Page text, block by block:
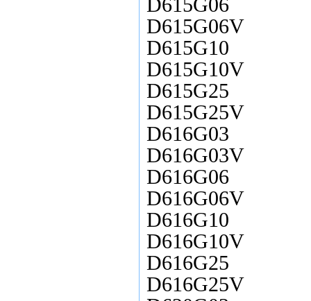
D615G06
D615G06V
D615G10
D615G10V
D615G25
D615G25V
D616G03
D616G03V
D616G06
D616G06V
D616G10
D616G10V
D616G25
D616G25V